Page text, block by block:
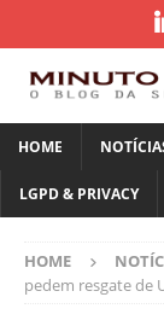
HOME
LGPD & PRIVACY
HOME
pedem resgate de